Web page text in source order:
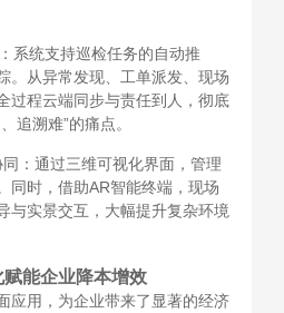
系统支持巡检任务的自动推
。从异常发现、工单派发、现场
过程云端同步与责任到人，彻底
追溯难”的痛点。
：通过三维可视化界面，管理
同时，借助AR智能终端，现场
与实景交互，大幅提升复杂环境
能企业降本增效
应用，为企业带来了显著的经济